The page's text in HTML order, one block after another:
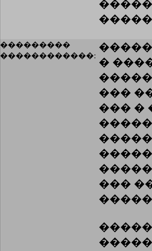
���������
������������:
�
���
��� �
���